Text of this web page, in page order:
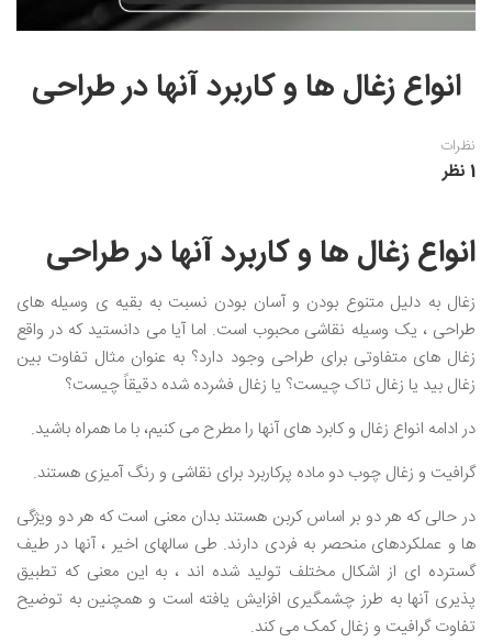
نقاشی تذهیب و گل و مرغ
انواع زغال ها و کاربرد آنها در طراحی
نظرات
1 نظر
انواع زغال ها و کاربرد آنها در طراحی
زغال به دلیل متنوع بودن و آسان بودن نسبت به بقیه ی وسیله های
طراحی ، یک وسیله نقاشی محبوب است. اما آیا می دانستید که در واقع
زغال های متفاوتی برای طراحی وجود دارد؟ به عنوان مثال تفاوت بین
زغال بید یا زغال تاک چیست؟ یا زغال فشرده شده دقیقاً چیست؟
در ادامه انواع زغال و کابرد های آنها را مطرح می کنیم، با ما همراه باشید.
گرافیت و زغال چوب دو ماده پرکاربرد برای نقاشی و رنگ آمیزی هستند.
در حالی که هر دو بر اساس کربن هستند بدان معنی است که هر دو ویژگی
ها و عملکردهای منحصر به فردی دارند. طی سالهای اخیر ، آنها در طیف
گسترده ای از اشکال مختلف تولید شده اند ، به این معنی که تطبیق
پذیری آنها به طرز چشمگیری افزایش یافته است و همچنین به توضیح
تفاوت گرافیت و زغال کمک می کند.